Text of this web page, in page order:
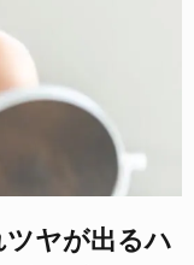
ツヤが出るハ